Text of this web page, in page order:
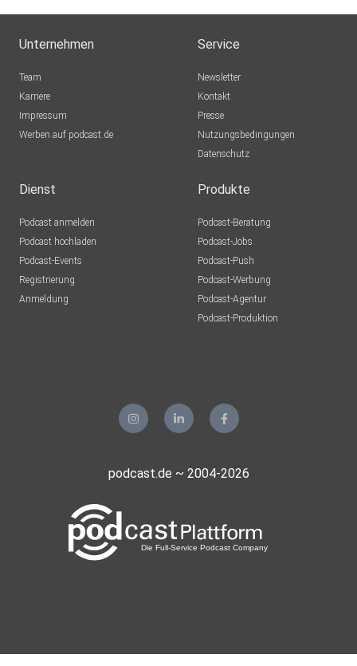
Unternehmen
Team
Karriere
Impressum
Werben auf podcast.de
Service
Newsletter
Kontakt
Presse
Nutzungsbedingungen
Datenschutz
Dienst
Podcast anmelden
Podcast hochladen
Podcast-Events
Registrierung
Anmeldung
Produkte
Podcast-Beratung
Podcast-Jobs
Podcast-Push
Podcast-Werbung
Podcast-Agentur
Podcast-Produktion
podcast.de ~ 2004-2026